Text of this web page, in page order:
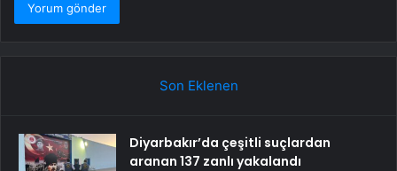
Son Eklenen
Diyarbakır’da çeşitli suçlardan
aranan 137 zanlı yakalandı